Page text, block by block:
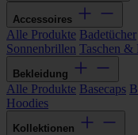
Accessoires
Alle Produkte Badetücher
Sonnenbrillen Taschen &
Bekleidung
Alle Produkte Basecaps
Hoodies
Kollektionen